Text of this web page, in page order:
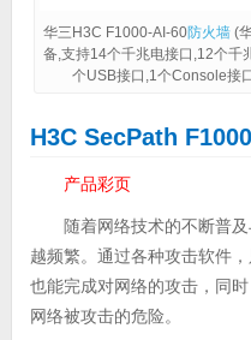
华三H3C F1000-AI-60防火墙(
备,支持14个千兆电接口,12个千
个USB接口,1个Console接
H3C SecPath
产品彩页
随着网络技术的不断普
越频繁。通过各种攻击软件
也能完成对网络的攻击，同
网络被攻击的危险。